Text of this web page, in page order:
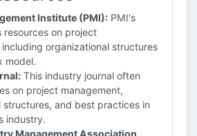
Institute (PMI): PMI's
resources on project
organizational structures
model.
This industry journal often
on project management,
structures, and best practices in
industry.
Management Association